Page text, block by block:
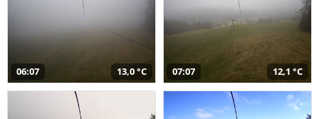
06:07 13,0 °C 07:07 12,1 °C